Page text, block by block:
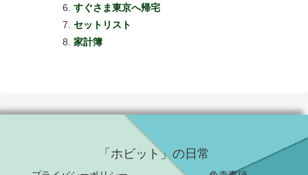
すぐさま東京へ帰宅
セットリスト
家計簿
「ホビット」の日常